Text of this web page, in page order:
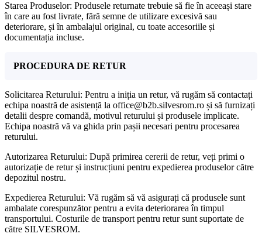
Starea Produselor: Produsele returnate trebuie să fie în aceeași stare
în care au fost livrate, fără semne de utilizare excesivă sau
deteriorare, și în ambalajul original, cu toate accesoriile și
documentația incluse.
PROCEDURA DE RETUR
Solicitarea Returului: Pentru a iniția un retur, vă rugăm să contactați
echipa noastră de asistență la office@b2b.silvesrom.ro și să furnizați
detalii despre comandă, motivul returului și produsele implicate.
Echipa noastră vă va ghida prin pașii necesari pentru procesarea
returului.
Autorizarea Returului: După primirea cererii de retur, veți primi o
autorizație de retur și instrucțiuni pentru expedierea produselor către
depozitul nostru.
Expedierea Returului: Vă rugăm să vă asigurați că produsele sunt
ambalate corespunzător pentru a evita deteriorarea în timpul
transportului. Costurile de transport pentru retur sunt suportate de
către SILVESROM.